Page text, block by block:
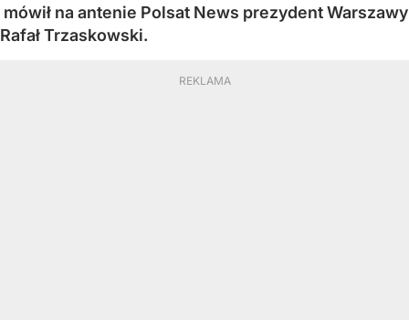
mówił na antenie Polsat News prezydent Warszawy
Rafał Trzaskowski.